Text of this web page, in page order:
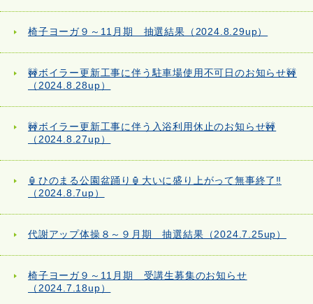
椅子ヨーガ９～11月期 抽選結果（2024.8.29up）
🚧ボイラー更新工事に伴う駐車場使用不可日のお知らせ🚧
（2024.8.28up）
🚧ボイラー更新工事に伴う入浴利用休止のお知らせ🚧
（2024.8.27up）
🏮ひのまる公園盆踊り🏮大いに盛り上がって無事終了‼
（2024.8.7up）
代謝アップ体操８～９月期 抽選結果（2024.7.25up）
椅子ヨーガ９～11月期 受講生募集のお知らせ
（2024.7.18up）